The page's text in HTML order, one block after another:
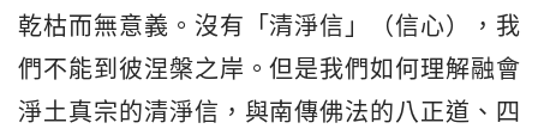
乾枯而無意義。沒有「清淨信」（信心），我
們不能到彼涅槃之岸。但是我們如何理解融會
淨土真宗的清淨信，與南傳佛法的八正道、四